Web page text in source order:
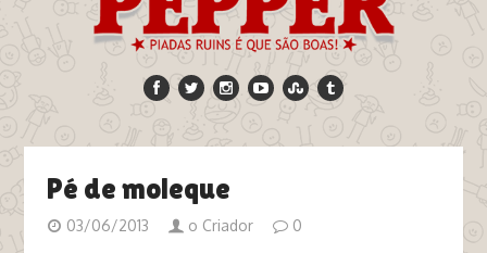
Pé de moleque
03/06/2013 o Criador 0